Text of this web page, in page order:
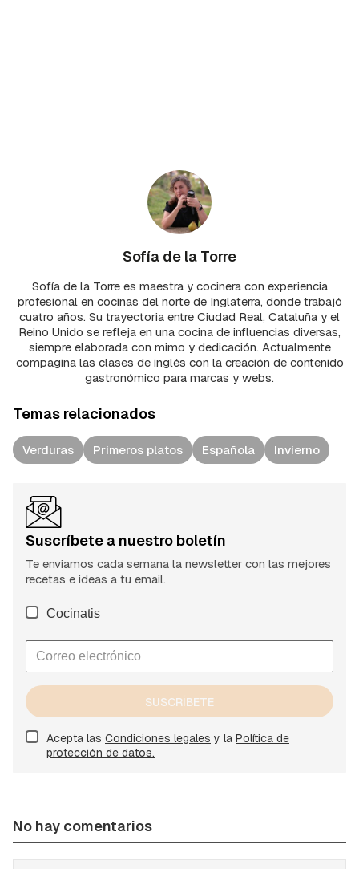
Sofía de la Torre
Sofía de la Torre es maestra y cocinera con experiencia
profesional en cocinas del norte de Inglaterra, donde trabajó
cuatro años. Su trayectoria entre Ciudad Real, Cataluña y el
Reino Unido se refleja en una cocina de influencias diversas,
siempre elaborada con mimo y dedicación. Actualmente
compagina las clases de inglés con la creación de contenido
gastronómico para marcas y webs.
Temas relacionados
Verduras Primeros platos Española Invierno
Suscríbete a nuestro boletín
Te enviamos cada semana la newsletter con las mejores
recetas e ideas a tu email.
Cocinatis
SUSCRÍBETE
Acepta las Condiciones legales y la Política de
protección de datos.
No hay comentarios